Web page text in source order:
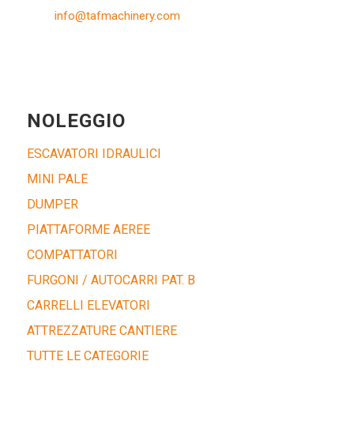
info@tafmachinery.com
NOLEGGIO
ESCAVATORI IDRAULICI
MINI PALE
DUMPER
PIATTAFORME AEREE
COMPATTATORI
FURGONI / AUTOCARRI PAT. B
CARRELLI ELEVATORI
ATTREZZATURE CANTIERE
TUTTE LE CATEGORIE